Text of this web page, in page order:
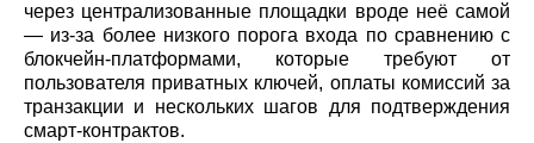
через централизованные площадки вроде неё самой
— из-за более низкого порога входа по сравнению с
блокчейн-платформами, которые требуют от
пользователя приватных ключей, оплаты комиссий за
транзакции и нескольких шагов для подтверждения
смарт-контрактов.